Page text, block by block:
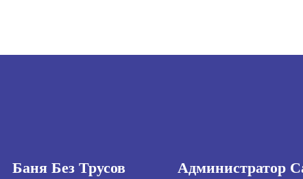
Баня Без Трусов Администратор